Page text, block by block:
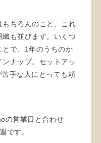
もちろんのこと、これ
も並びます。いくつ
で、1年のうちのか
ナップ。セットアッ
手な人にとっても頼
の営業日と合わせ
です。